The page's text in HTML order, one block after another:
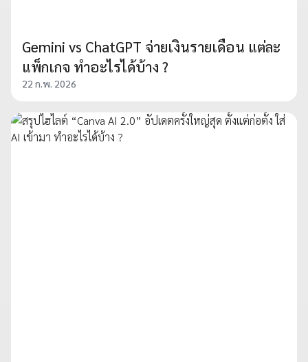
Gemini vs ChatGPT จ่ายเงินรายเดือน แต่ละ
แพ็กเกจ ทำอะไรได้บ้าง ?
22 ก.พ. 2026